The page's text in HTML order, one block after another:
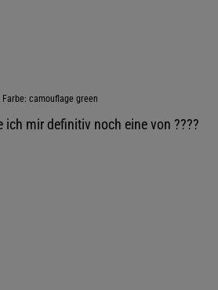
Farbe: camouflage green
ich mir definitiv noch eine von ????